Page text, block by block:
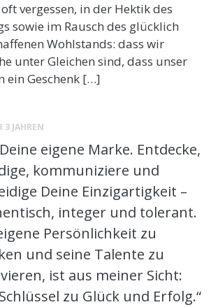
vergessen, in der Hektik des
sowie im Rausch des glücklich
Wohlstands: dass wir
unter Gleichen sind, dass unser
ein Geschenk […]
3 JAHREN
Deine eigene Marke. Entdecke,
kommuniziere und
Deine Einzigartigkeit –
integer und tolerant.
Persönlichkeit zu
und seine Talente zu
ist aus meiner Sicht:
zu Glück und Erfolg.“